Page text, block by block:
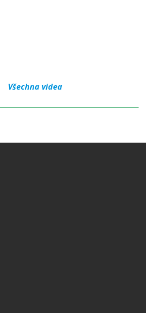
Všechna videa